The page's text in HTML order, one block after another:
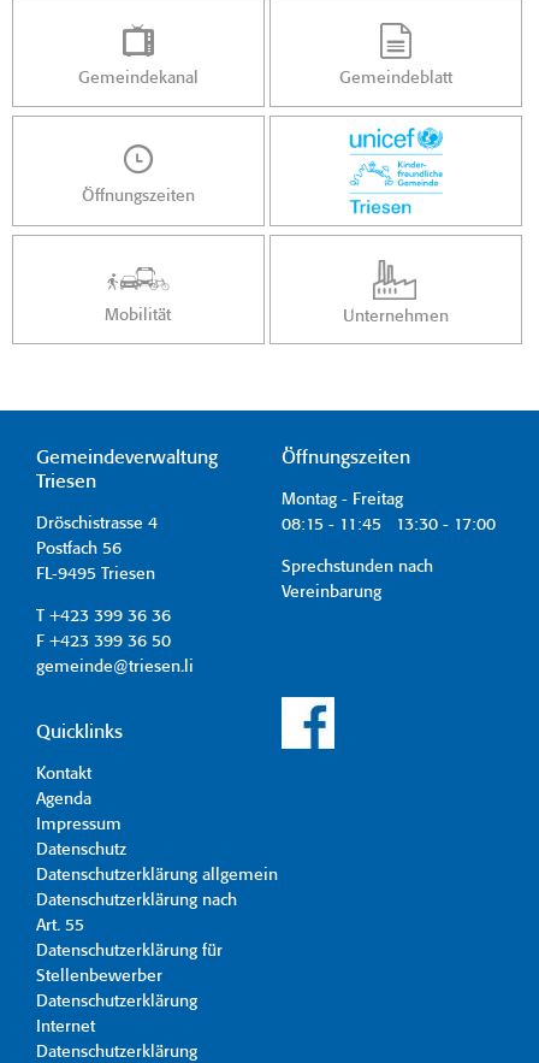
Gemeindekanal Gemeindeblatt
Öffnungszeiten
Mobilität Unternehmen
Gemeindeverwaltung
Triesen
Dröschistrasse 4
Postfach 56
FL-9495 Triesen
T +423 399 36 36
F +423 399 36 50
gemeinde@triesen.li
Öffnungszeiten
Montag - Freitag
08:15 - 11:45 13:30 - 17:00
Sprechstunden nach
Vereinbarung
Quicklinks
Kontakt
Agenda
Impressum
Datenschutz
Datenschutzerklärung allgemein
Datenschutzerklärung nach
Art. 55
Datenschutzerklärung für
Stellenbewerber
Datenschutzerklärung
Internet
Datenschutzerklärung